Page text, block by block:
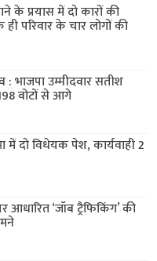
के प्रयास में दो कारों की
परिवार के चार लोगों की
भाजपा उम्मीदवार सतीश
वोटों से आगे
दो विधेयक पेश, कार्यवाही 2
‘जॉब ट्रैफिकिंग’ की